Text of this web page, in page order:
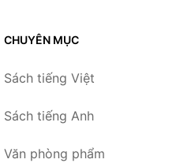
CHUYÊN MỤC
Sách tiếng Việt
Sách tiếng Anh
Văn phòng phẩm